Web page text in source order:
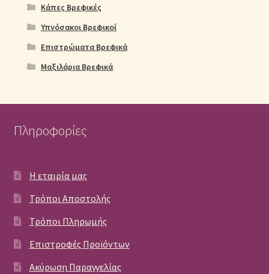
Κάπες Βρεφικές
Υπνόσακοι Βρεφικοί
Επιστρώματα Βρεφικά
Μαξιλάρια Βρεφικά
Πληροφορίες
Η εταιρία μας
Τρόποι Αποστολής
Τρόποι Πληρωμής
Επιστροφές Προϊόντων
Ακύρωση Παραγγελίας